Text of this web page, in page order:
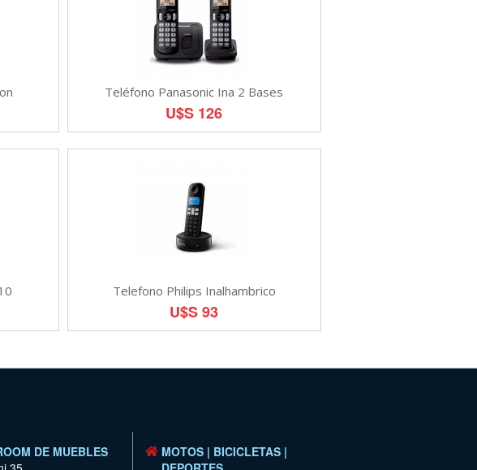
Teléfono Panasonic Ina 2 Bases
U$S 126
Telefono Philips Inalhambrico
U$S 93
DE MUEBLES
MOTOS | BICICLETAS |